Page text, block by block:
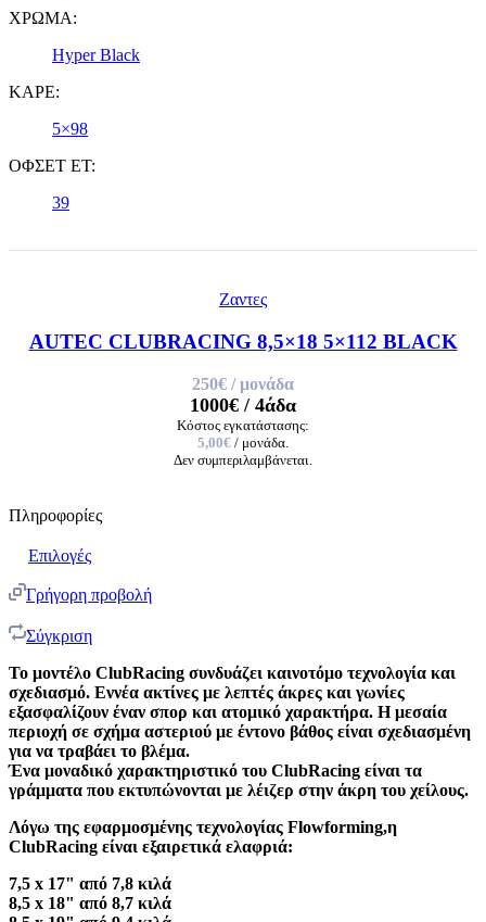
ΧΡΩΜΑ:
Hyper Black
ΚΑΡΕ:
5×98
ΟΦΣΕΤ ET:
39
Ζαντες
AUTEC CLUBRACING 8,5×18 5×112 BLACK
250€ / μονάδα
1000€ / 4άδα
Κόστος εγκατάστασης:
5,00€ / μονάδα.
Δεν συμπεριλαμβάνεται.
Πληροφορίες
Επιλογές
Γρήγορη προβολή
Σύγκριση
Το μοντέλο ClubRacing συνδυάζει καινοτόμο τεχνολογία και
σχεδιασμό. Εννέα ακτίνες με λεπτές άκρες και γωνίες
εξασφαλίζουν έναν σπορ και ατομικό χαρακτήρα. Η μεσαία
περιοχή σε σχήμα αστεριού με έντονο βάθος είναι σχεδιασμένη
για να τραβάει το βλέμα.
Ένα μοναδικό χαρακτηριστικό του ClubRacing είναι τα
γράμματα που εκτυπώνονται με λέιζερ στην άκρη του χείλους.
Λόγω της εφαρμοσμένης τεχνολογίας Flowforming,η
ClubRacing είναι εξαιρετικά ελαφριά:
7,5 x 17" από 7,8 κιλά
8,5 x 18" από 8,7 κιλά